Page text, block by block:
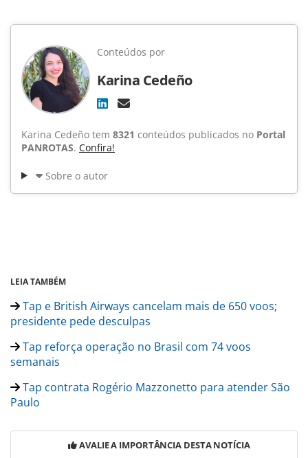
Conteúdos por
Karina Cedeño
Karina Cedeño tem 8321 conteúdos publicados no Portal
PANROTAS. Confira!
Sobre o autor
LEIA TAMBÉM
Tap e British Airways cancelam mais de 650 voos;
presidente pede desculpas
Tap reforça operação no Brasil com 74 voos
semanais
Tap contrata Rogério Mazzonetto para atender São
Paulo
AVALIE A IMPORTÂNCIA DESTA NOTÍCIA